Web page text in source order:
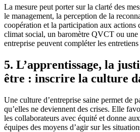
La mesure peut porter sur la clarté des
le management, la perception de la
coopération et la participation aux actions
climat social, un baromètre QVCT ou une
entreprise peuvent compléter les
5. L’apprentissage, la
être : inscrire la culture
Une culture d’entreprise saine permet de
qu’elles ne deviennent des crises. Elle
les collaborateurs avec équité et donne
équipes des moyens d’agir sur les